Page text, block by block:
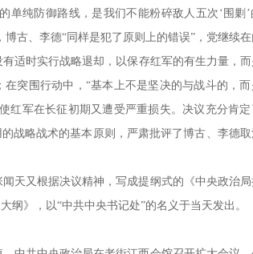
单纯防御路线，是我们不能粉碎敌人五次‘围剿
博古、李德“同样是犯了原则上的错误”，党继续
适时实行战略退却，以保存红军的有生力量，
突围行动中，“基本上不是坚决的与战斗的，
红军在长征初期又遭受严重损失。决议充分肯
战略战术的基本原则，严肃批评了博古、李德
天又根据决议精神，写成提纲式的《中央政治
纲》，以“中共中央书记处”的名义于当天发出。